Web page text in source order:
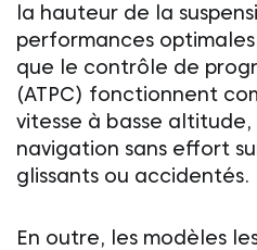
la hauteur de la
performances
que le contrôle de
(ATPC) fonctionnent
vitesse à basse
navigation sans effort
glissants ou accidentés.
En outre, les modèles